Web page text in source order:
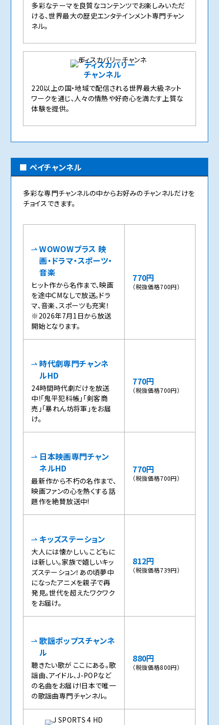
多彩なテーマを良質なコンテンツでお楽しみいただ
ける、世界最大の歴史エンタテインメント専門チャン
ネル。
ディスカバリー
チャンネル
220以上の国・地域で配信される世界最大級ネット
ワークを通じ、人々の情熱や好奇心を満たす上質な
体験を提供。
ペイチャンネル
多彩な専門チャンネルの中からお好みのチャンネルだけを
チョイスできます。
WOWOWプラス 映
画・ドラマ・スポーツ・
音楽
ヒット作から名作まで、映画
を途中CMなしで放送。ドラ
マ、音楽、スポーツも充実！
※2026年7月1日から放送
開始となります。
770円
（税抜価格700円）
時代劇専門チャンネ
ルHD
24時間時代劇だけを放送
中!「鬼平犯科帳」「剣客商
売」「暴れん坊将軍」をお届
け。
770円
（税抜価格700円）
日本映画専門チャン
ネルHD
最新作から不朽の名作まで、
映画ファンの心を熱くする話
題作を絶賛放送中!
770円
（税抜価格700円）
キッズステーション
大人には懐かしい。こどもに
は新しい。家族で嬉しいキッ
ズステーション！あの頃夢中
になったアニメを親子で再
発見。世代を超えたワクワク
をお届け。
812円
（税抜価格739円）
歌謡ポップスチャンネ
ル
聴きたい歌が ここにある。歌
謡曲、アイドル、J-POPなど
の名曲をお届け!日本で唯一
の歌謡曲専門チャンネル。
880円
（税抜価格800円）